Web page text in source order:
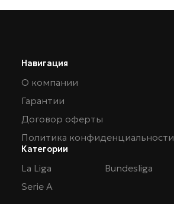
Навигация
О компании
Гарантии
Договор оферты
Политика конфиденциальности
Категории
La Liga
Bundesliga
Serie A